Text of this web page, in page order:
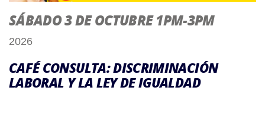
SÁBADO 3 DE OCTUBRE 1PM-3PM
2026
CAFÉ CONSULTA: DISCRIMINACIÓN
LABORAL Y LA LEY DE IGUALDAD